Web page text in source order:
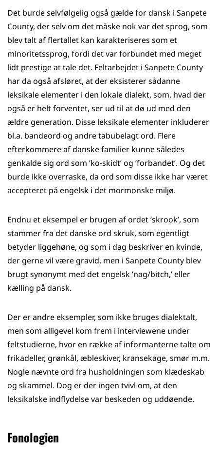
Det burde selvfølgelig også gælde for dansk i Sanpete
County, der selv om det måske nok var det sprog, som
blev talt af flertallet kan karakteriseres som et
minoritetssprog, fordi det var forbundet med meget
lidt prestige at tale det. Feltarbejdet i Sanpete County
har da også afsløret, at der eksisterer sådanne
leksikale elementer i den lokale dialekt, som, hvad der
også er helt forventet, ser ud til at dø ud med den
ældre generation. Disse leksikale elementer inkluderer
bl.a. bandeord og andre tabubelagt ord. Flere
efterkommere af danske familier kunne således
genkalde sig ord som ’ko-skidt’ og ’forbandet’. Og det
burde ikke overraske, da ord som disse ikke har været
accepteret på engelsk i det mormonske miljø.
Endnu et eksempel er brugen af ordet ’skrook’, som
stammer fra det danske ord skruk, som egentligt
betyder liggehøne, og som i dag beskriver en kvinde,
der gerne vil være gravid, men i Sanpete County blev
brugt synonymt med det engelsk ’nag/bitch,’ eller
kælling på dansk.
Der er andre eksempler, som ikke bruges dialektalt,
men som alligevel kom frem i interviewene under
feltstudierne, hvor en række af informanterne talte om
frikadeller, grønkål, æbleskiver, kransekage, smør m.m.
Nogle nævnte ord fra husholdningen som klædeskab
og skammel. Dog er der ingen tvivl om, at den
leksikalske indflydelse var beskeden og uddøende.
Fonologien